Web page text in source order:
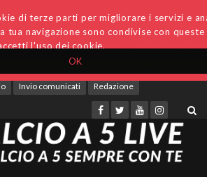
OK
di terze parti per migliorare i servizi e
tua navigazione sono condivise con
l'uso dei cookie.
Invio comunicati Redazione